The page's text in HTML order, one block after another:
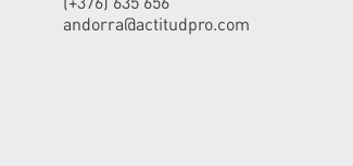
andorra@actitudpro.com